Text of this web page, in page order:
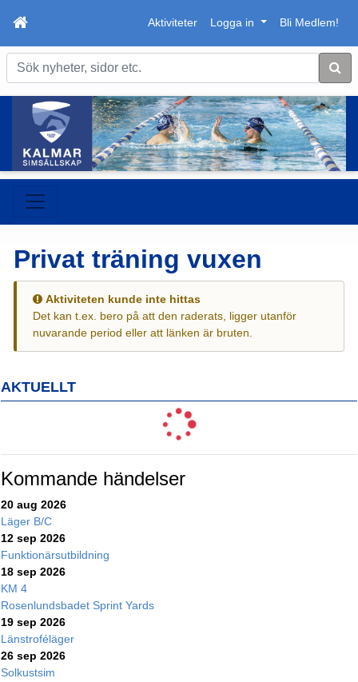
Aktiviteter Logga in Bli Medlem!
Sök
AKTUELLT
Kommande händelser
20 aug 2026
Läger B/C
12 sep 2026
Funktionärsutbildning
18 sep 2026
KM 4
Rosenlundsbadet Sprint Yards
19 sep 2026
Länstroféläger
26 sep 2026
Solkustsim
Privat träning vuxen
Aktiviteten kunde inte hittas
Det kan t.ex. bero på att den raderats, ligger utanför
nuvarande period eller att länken är bruten.